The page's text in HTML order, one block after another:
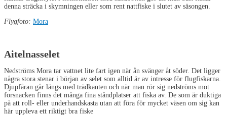
denna sträcka i skymningen eller som rent nattfiske i slutet av säsongen.
Flygfoto: Mora
Aitelnasselet
Nedströms Mora tar vattnet lite fart igen när ån svänger åt söder. Det ligger
några stora stenar i början av selet som alltid är av intresse för flugfiskarna.
Djupfåran går längs med trädkanten och när man rör sig nedströms mot
forsnacken finns det många fina ståndplatser att fiska av. De som är duktiga
på att roll- eller underhandskasta utan att föra för mycket väsen om sig kan
här uppleva ett riktigt bra fiske